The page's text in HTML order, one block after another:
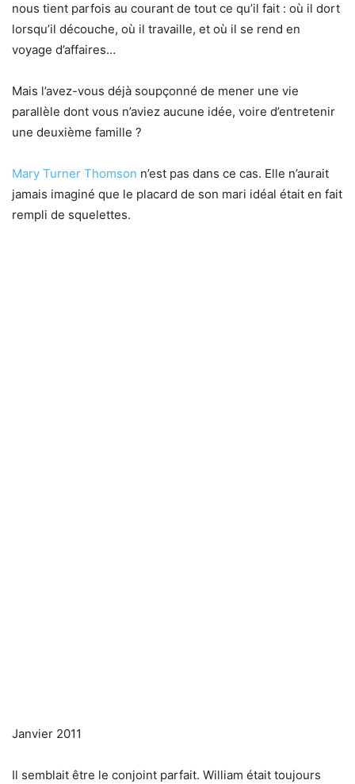
nous tient parfois au courant de tout ce qu’il fait : où il dort
lorsqu’il découche, où il travaille, et où il se rend en
voyage d’affaires…
Mais l’avez-vous déjà soupçonné de mener une vie
parallèle dont vous n’aviez aucune idée, voire d’entretenir
une deuxième famille ?
Mary Turner Thomson n’est pas dans ce cas. Elle n’aurait
jamais imaginé que le placard de son mari idéal était en fait
rempli de squelettes.
Janvier 2011
Il semblait être le conjoint parfait. William était toujours